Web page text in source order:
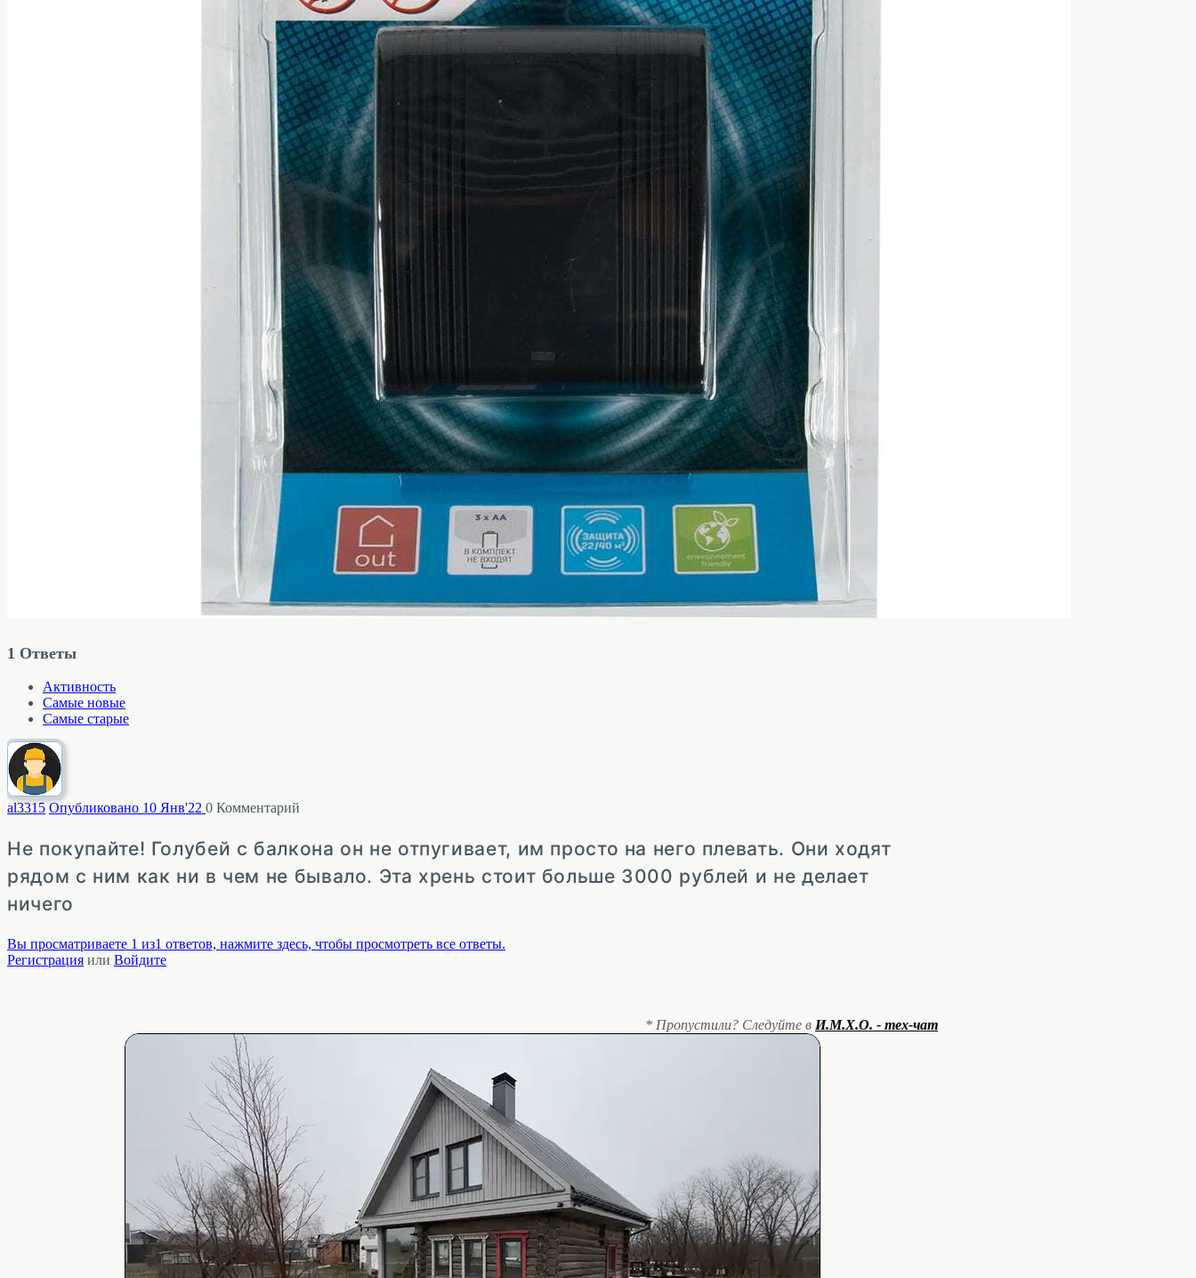
1 Ответы
Активность
Самые новые
Самые старые
al3315 Опубликовано 10 Янв'22 0 Комментарий
Не покупайте! Голубей с балкона он не отпугивает, им просто на него плевать. Они ходят
рядом с ним как ни в чем не бывало. Эта хрень стоит больше 3000 рублей и не делает
ничего
Вы просматриваете 1 из1 ответов, нажмите здесь, чтобы просмотреть все ответы.
Регистрация или Войдите
* Пропустили? Следуйте в И.М.Х.О. - тех-чат